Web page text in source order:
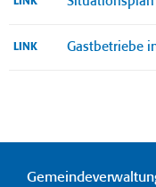
LINK Gastbetriebe